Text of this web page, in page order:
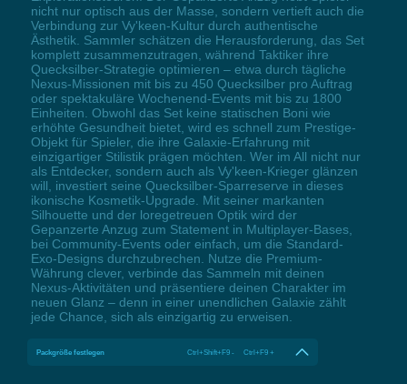
nicht nur optisch aus der Masse, sondern vertieft auch die
Verbindung zur Vy'keen-Kultur durch authentische
Ästhetik. Sammler schätzen die Herausforderung, das Set
komplett zusammenzutragen, während Taktiker ihre
Quecksilber-Strategie optimieren – etwa durch tägliche
Nexus-Missionen mit bis zu 450 Quecksilber pro Auftrag
oder spektakuläre Wochenend-Events mit bis zu 1800
Einheiten. Obwohl das Set keine statischen Boni wie
erhöhte Gesundheit bietet, wird es schnell zum Prestige-
Objekt für Spieler, die ihre Galaxie-Erfahrung mit
einzigartiger Stilistik prägen möchten. Wer im All nicht nur
als Entdecker, sondern auch als Vy'keen-Krieger glänzen
will, investiert seine Quecksilber-Sparreserve in dieses
ikonische Kosmetik-Upgrade. Mit seiner markanten
Silhouette und der loregetreuen Optik wird der
Gepanzerte Anzug zum Statement in Multiplayer-Bases,
bei Community-Events oder einfach, um die Standard-
Exo-Designs durchzubrechen. Nutze die Premium-
Währung clever, verbinde das Sammeln mit deinen
Nexus-Aktivitäten und präsentiere deinen Charakter im
neuen Glanz – denn in einer unendlichen Galaxie zählt
jede Chance, sich als einzigartig zu erweisen.
Packgröße festlegen Ctrl+Shift+F9 - Ctrl+F9 +